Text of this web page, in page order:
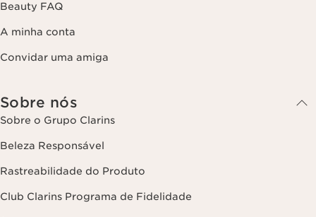
Beauty FAQ
A minha conta
Convidar uma amiga
Sobre nós
Sobre o Grupo Clarins
Beleza Responsável
Rastreabilidade do Produto
Club Clarins Programa de Fidelidade